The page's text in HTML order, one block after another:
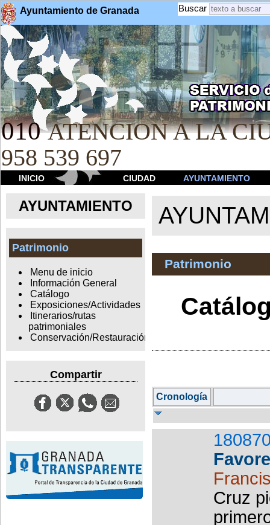
Ayuntamiento de Granada Buscar
010 ATENCION A LA
958 539 697
INICIO CIUDAD AYUNTAMIENTO
AYUNTAMIENTO
Patrimonio
Menu de inicio
Información General
Catálogo
Exposiciones/Actividades
Itinerarios/rutas
patrimoniales
Conservación/Restauración
Compartir
Patrimonio
Cronología
Cruz